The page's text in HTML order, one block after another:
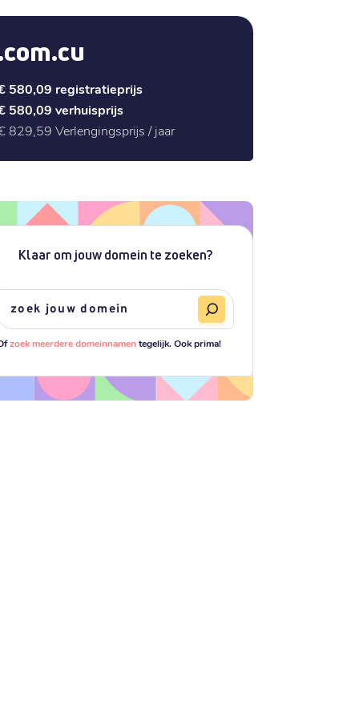
580,09 registratieprijs
580,09 verhuisprijs
829,59 Verlengingsprijs / jaar
Klaar om jouw domein te zoeken?
zoek meerdere domeinnamentegelijk. Ook prima!